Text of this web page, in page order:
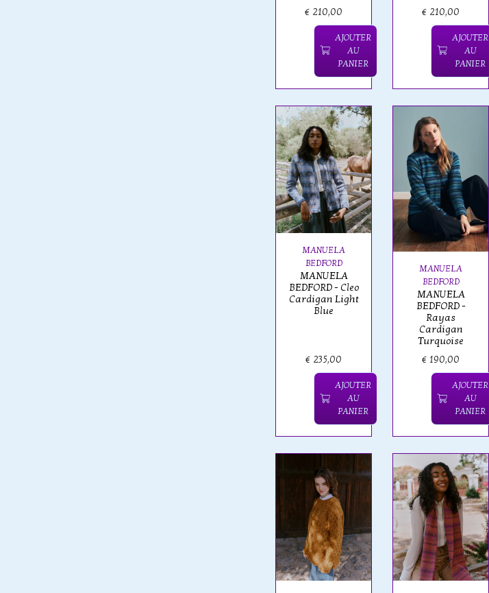
€ 210,00
AJOUTER
AU
PANIER
€ 210,00
AJOUTER
AU
PANIER
MANUELA
BEDFORD
MANUELA
BEDFORD - Cleo
Cardigan Light
Blue
€ 235,00
AJOUTER
AU
PANIER
MANUELA
BEDFORD
MANUELA
BEDFORD -
Rayas
Cardigan
Turquoise
€ 190,00
AJOUTER
AU
PANIER